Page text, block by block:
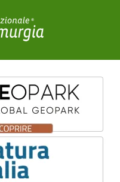
della Sicurezza
Energetica